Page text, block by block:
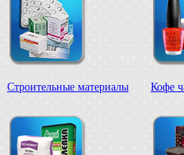
Строительные материалы Кофе